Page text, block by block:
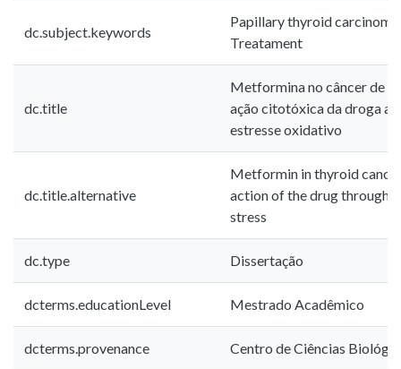
dc.subject.keywords
Papillary thyroid
Treatament
dc.title
Metformina no câncer de
ação citotóxica da droga
estresse oxidativo
dc.title.alternative
Metformin in thyroid
action of the drug through
stress
dc.type Dissertação
dcterms.educationLevel Mestrado Acadêmico
dcterms.provenance Centro de Ciências